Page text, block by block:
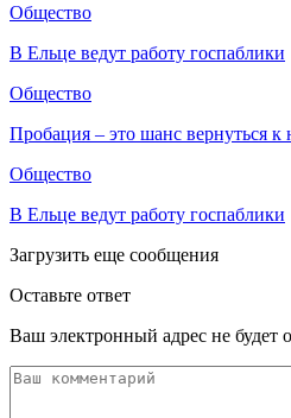
Общество
В Ельце ведут работу госпаблики
Общество
Пробация – это шанс вернуться
Общество
В Ельце ведут работу госпаблики
Загрузить еще сообщения
Оставьте ответ
Ваш электронный адрес не будет